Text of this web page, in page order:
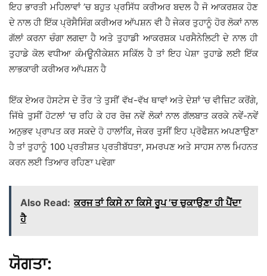
ਇਹ ਭਾਰਤੀ ਮਹਿਲਾਵਾਂ ’ਚ ਬਹੁਤ ਪ੍ਰਸਿੱਧ ਕਰੀਅਰ ਬਦਲ ਹੈ ਜੋ ਆਕਰਸ਼ਕ ਹੋਣ
ਦੇ ਨਾਲ ਹੀ ਇੱਕ ਪ੍ਰੋਸੈਸਿੰਗ ਕਰੀਅਰ ਆੱਪਸ਼ਨ ਵੀ ਹੈ ਜੇਕਰ ਤੁਹਾਨੂੰ ਹੋਰ ਲੋਕਾਂ ਨਾਲ
ਗੱਲਾਂ ਕਰਨਾ ਚੰਗਾ ਲਗਦਾ ਹੈ ਅਤੇ ਤੁਹਾਡੀ ਆਕਰਸ਼ਕ ਪਰਸੈਨੇਲਿਟੀ ਦੇ ਨਾਲ ਹੀ
ਤੁਹਾਡੇ ਕੋਲ ਵਧੀਆ ਕੰਮਊਨੀਕੇਸ਼ਨ ਸਕਿੱਲ ਹੈ ਤਾਂ ਇਹ ਪੇਸ਼ਾ ਤੁਹਾਡੇ ਲਈ ਇੱਕ
ਲਾਭਕਾਰੀ ਕਰੀਅਰ ਆੱਪਸ਼ਨ ਹੈ
ਇੱਕ ਏਅਰ ਹੋਸਟੇਸ ਦੇ ਤੌਰ ’ਤੇ ਤੁਸੀਂ ਵੱਖ-ਵੱਖ ਥਾਵਾਂ ਅਤੇ ਦੇਸ਼ਾਂ ’ਚ ਵੀਜ਼ਿਟ ਕਰੋਂਗੇ,
ਜਿੱਥੇ ਤੁਸੀਂ ਹੋਟਲਾਂ ’ਚ ਰਹਿ ਕੇ ਹਰ ਰੋਜ਼ ਨਵੇਂ ਲੋਕਾਂ ਨਾਲ ਗੱਲਬਾਤ ਕਰਕੇ ਨਵੇਂ-ਨਵੇਂ
ਅਨੁਭਵ ਪ੍ਰਾਪਤ ਕਰ ਸਕਦੇ ਹੋ ਹਾਲਾਂਕਿ, ਜੇਕਰ ਤੁਸੀਂ ਇਹ ਪ੍ਰੋਫੈਸ਼ਨ ਅਪਣਾਉਣਾ
ਹੈ ਤਾਂ ਤੁਹਾਨੂੰ 100 ਪ੍ਰਤੀਸ਼ਤ ਪ੍ਰਤੀਬੱਧਤਾ, ਸਮਰਪਣ ਅਤੇ ਸਾਹਸ ਨਾਲ ਮਿਹਨਤ
ਕਰਨ ਲਈ ਤਿਆਰ ਰਹਿਣਾ ਪਵੇਗਾ
Also Read: ਕਰਜ ਤਾਂ ਕਿਸੇ ਨਾ ਕਿਸੇ ਰੂਪ ’ਚ ਚੁਕਾਉਣਾ ਹੀ ਪੈਂਦਾ
ਹੈ
ਯੋਗਤਾ: